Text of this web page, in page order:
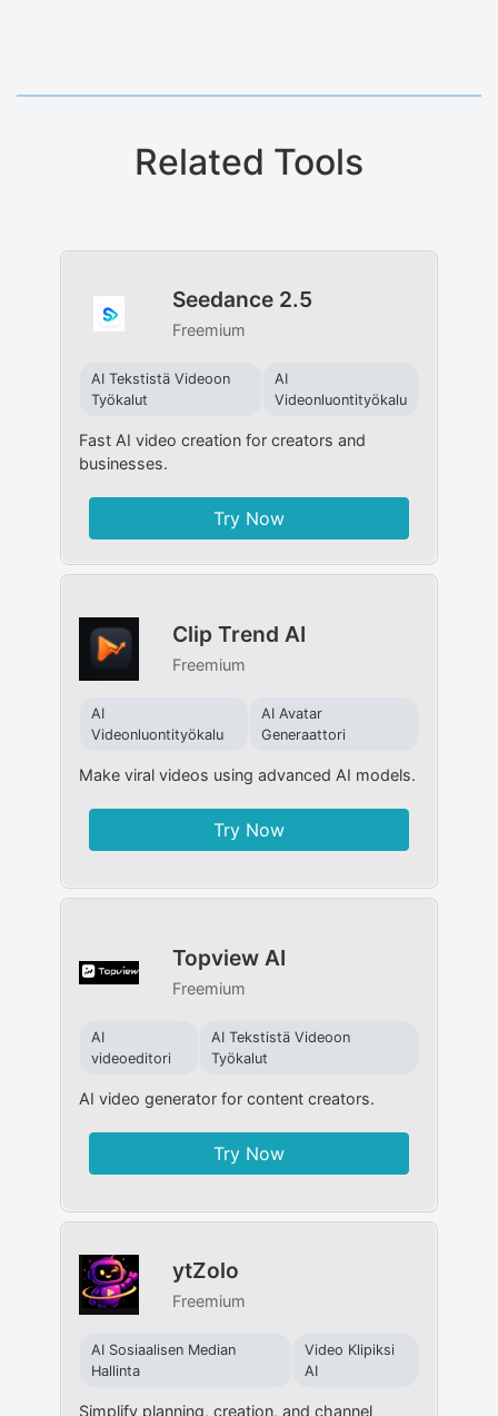
Related Tools
Seedance 2.5
Freemium
AI Tekstistä Videoon
Työkalut
AI
Videonluontityökalu
Fast AI video creation for creators and
businesses.
Try Now
Clip Trend AI
Freemium
AI
Videonluontityökalu
AI Avatar
Generaattori
Make viral videos using advanced AI models.
Try Now
Topview AI
Freemium
AI
videoeditori
AI Tekstistä Videoon
Työkalut
AI video generator for content creators.
Try Now
ytZolo
Freemium
AI Sosiaalisen Median
Hallinta
Video Klipiksi
AI
Simplify planning, creation, and channel